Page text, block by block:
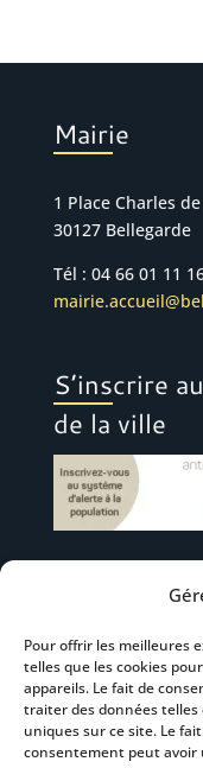
Pour offrir les meilleures
telles que les cookies
appareils. Le fait de
traiter des données
uniques sur ce site. Le
consentement peut
Mairie
1 Place Charles
30127 Bellegarde
Tél : 04 66 01 11
S’inscrire
de la ville
Suivez-